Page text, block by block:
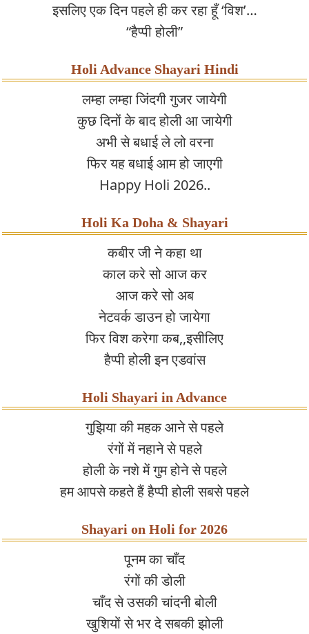
इसलिए एक दिन पहले ही कर रहा हूँ ‘विश’…
“हैप्पी होली”
Holi Advance Shayari Hindi
लम्हा लम्हा जिंदगी गुजर जायेगी
कुछ दिनों के बाद होली आ जायेगी
अभी से बधाई ले लो वरना
फिर यह बधाई आम हो जाएगी
Happy Holi 2026..
Holi Ka Doha & Shayari
कबीर जी ने कहा था
काल करे सो आज कर
आज करे सो अब
नेटवर्क डाउन हो जायेगा
फिर विश करेगा कब,,इसीलिए
हैप्पी होली इन एडवांस
Holi Shayari in Advance
गुझिया की महक आने से पहले
रंगों में नहाने से पहले
होली के नशे में गुम होने से पहले
हम आपसे कहते हैं हैप्पी होली सबसे पहले
Shayari on Holi for 2026
पूनम का चाँद
रंगों की डोली
चाँद से उसकी चांदनी बोली
खुशियों से भर दे सबकी झोली